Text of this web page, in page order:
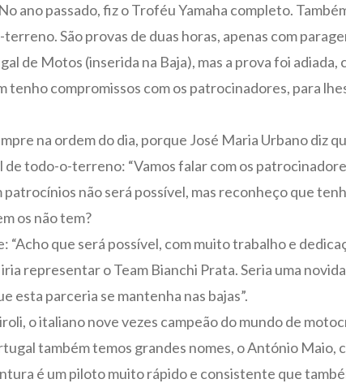
ano passado, fiz o Troféu Yamaha completo.
São provas de duas horas, apenas com
de Motos (inserida na Baja), mas a prova foi adiada,
tenho compromissos com os patrocinadores, para
na ordem do dia, porque José Maria Urbano diz
todo-o-terreno: “Vamos falar com os
não será possível, mas reconheço que
os não tem?
“Acho que será possível, com muito trabalho e
representar o Team Bianchi Prata. Seria uma
esta parceria se mantenha nas bajas”.
o italiano nove vezes campeão do mundo de
também temos grandes nomes, o António Maio,
é um piloto muito rápido e consistente que